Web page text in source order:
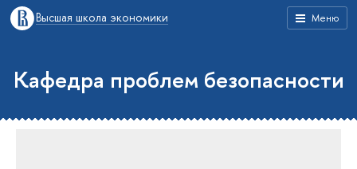
Меню
Высшая школа экономики
Кафедра проблем безопасности